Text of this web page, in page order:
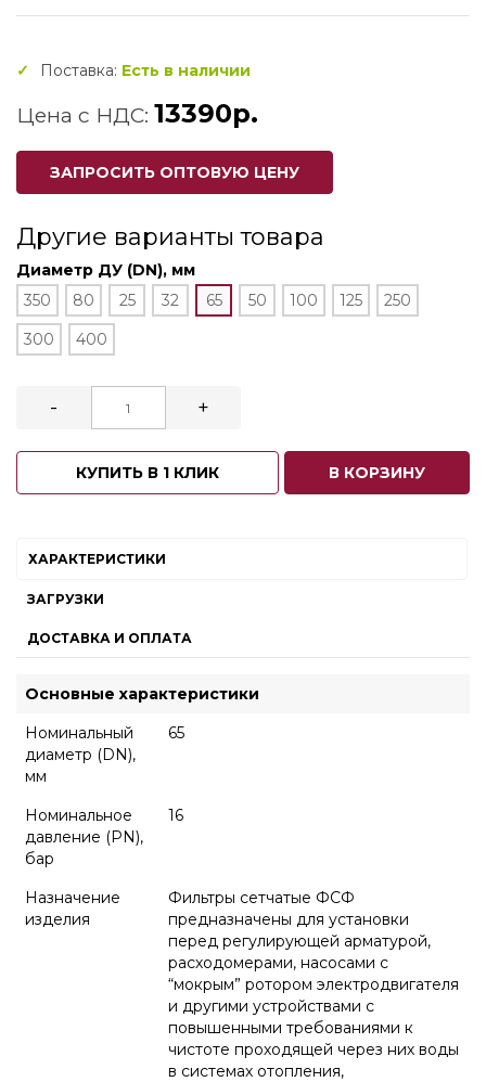
Поставка: Есть в наличии
Цена с НДС: 13390р.
ЗАПРОСИТЬ ОПТОВУЮ ЦЕНУ
Другие варианты товара
Диаметр ДУ (DN), мм
350
80 25 32 65 50 100 125
250
300
400
- +
КУПИТЬ В 1 КЛИК В КОРЗИНУ
ХАРАКТЕРИСТИКИ
ЗАГРУЗКИ
ДОСТАВКА И ОПЛАТА
Основные характеристики
Номинальный
диаметр (DN),
мм
65
Номинальное
давление (PN),
бар
16
Назначение
изделия
Фильтры сетчатые ФСФ
предназначены для установки
перед регулирующей арматурой,
расходомерами, насосами с
“мокрым” ротором электродвигателя
и другими устройствами с
повышенными требованиями к
чистоте проходящей через них воды
в системах отопления,